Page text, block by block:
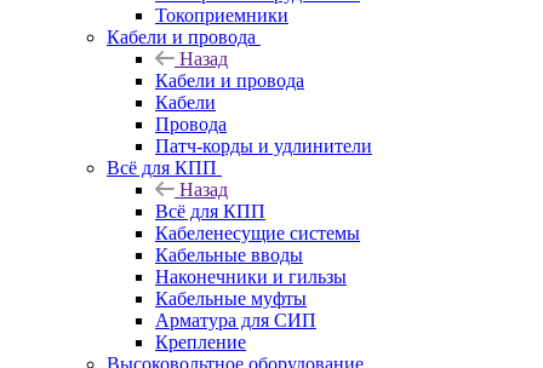
Токоприемники
Кабели и провода
Назад
Кабели и провода
Кабели
Провода
Патч-корды и удлинители
Всё для КПП
Назад
Всё для КПП
Кабеленесущие системы
Кабельные вводы
Наконечники и гильзы
Кабельные муфты
Арматура для СИП
Крепление
Высоковольтное оборудование